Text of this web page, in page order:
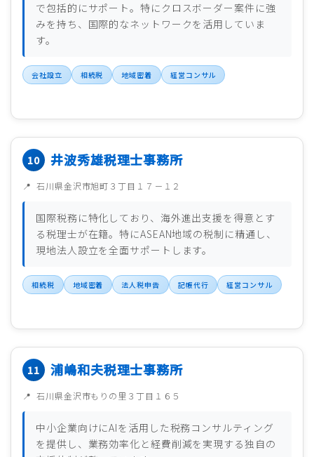
で包括的にサポート。特にクロスボーダー案件に強
みを持ち、国際的なネットワークを活用していま
す。
会社設立 相続税 地域密着 経営コンサル
井波秀雄税理士事務所
石川県金沢市旭町３丁目１７－１２
国際税務に特化しており、海外進出支援を得意とす
る税理士が在籍。特にASEAN地域の税制に精通し、
現地法人設立を全面サポートします。
相続税 地域密着 法人税申告 記帳代行 経営コンサル
浦嶋和夫税理士事務所
石川県金沢市もりの里３丁目１６５
中小企業向けにAIを活用した税務コンサルティング
を提供し、業務効率化と経費削減を実現する独自の